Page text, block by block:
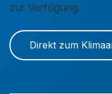
zur Verfügung.
Direkt zum